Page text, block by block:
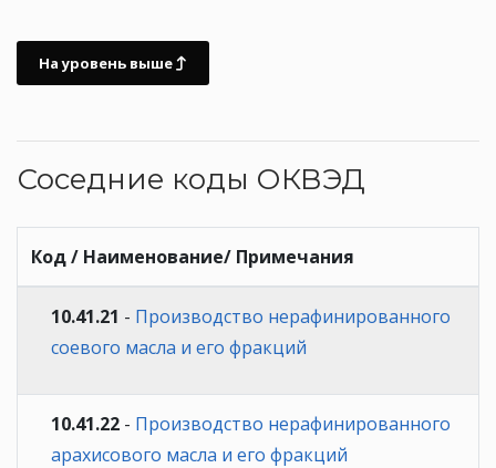
На уровень выше
Соседние коды ОКВЭД
Код / Наименование/ Примечания
10.41.21 - Производство нерафинированного
соевого масла и его фракций
10.41.22 - Производство нерафинированного
арахисового масла и его фракций